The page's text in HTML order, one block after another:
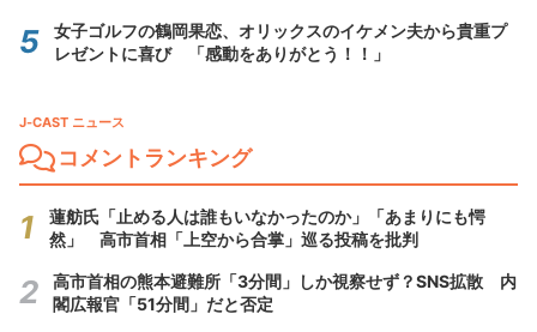
女子ゴルフの鶴岡果恋、オリックスのイケメン夫から貴重プ
レゼントに喜び 「感動をありがとう！！」
J-CAST ニュース
コメントランキング
蓮舫氏「止める人は誰もいなかったのか」「あまりにも愕
然」 高市首相「上空から合掌」巡る投稿を批判
高市首相の熊本避難所「3分間」しか視察せず？SNS拡散 内
閣広報官「51分間」だと否定